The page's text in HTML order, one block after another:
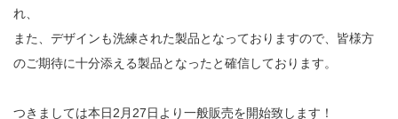
れ、
また、デザインも洗練された製品となっておりますので、皆様方
のご期待に十分添える製品となったと確信しております。
つきましては本日2月27日より一般販売を開始致します！